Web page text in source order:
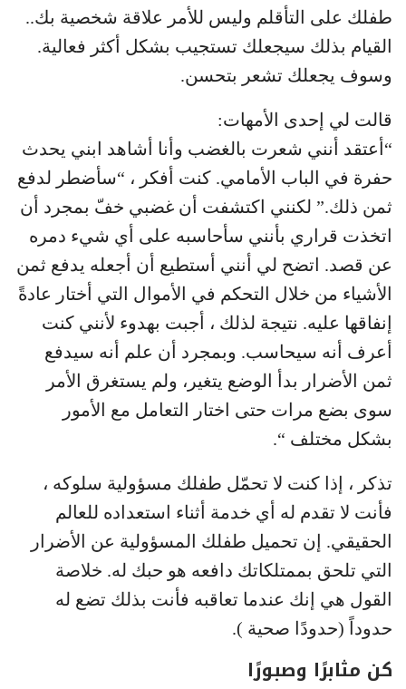
طفلك على التأقلم وليس للأمر علاقة شخصية بك..
القيام بذلك سيجعلك تستجيب بشكل أكثر فعالية.
وسوف يجعلك تشعر بتحسن.
قالت لي إحدى الأمهات:
“أعتقد أنني شعرت بالغضب وأنا أشاهد ابني يحدث
حفرة في الباب الأمامي. كنت أفكر ، “سأضطر لدفع
ثمن ذلك.” لكنني اكتشفت أن غضبي خفّ بمجرد أن
اتخذت قراري بأنني سأحاسبه على أي شيء دمره
عن قصد. اتضح لي أنني أستطيع أن أجعله يدفع ثمن
الأشياء من خلال التحكم في الأموال التي أختار عادةً
إنفاقها عليه. نتيجة لذلك ، أجبت بهدوء لأنني كنت
أعرف أنه سيحاسب. وبمجرد أن علم أنه سيدفع
ثمن الأضرار بدأ الوضع يتغير، ولم يستغرق الأمر
سوى بضع مرات حتى اختار التعامل مع الأمور
بشكل مختلف “.
تذكر ، إذا كنت لا تحمّل طفلك مسؤولية سلوكه ،
فأنت لا تقدم له أي خدمة أثناء استعداده للعالم
الحقيقي. إن تحميل طفلك المسؤولية عن الأضرار
التي تلحق بممتلكاتك دافعه هو حبك له. خلاصة
القول هي إنك عندما تعاقبه فأنت بذلك تضع له
حدوداً (حدودًا صحية ).
كن مثابرًا وصبورًا